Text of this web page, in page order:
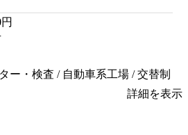
円
ー・検査 / 自動車系工場 / 交替制
詳細を表示